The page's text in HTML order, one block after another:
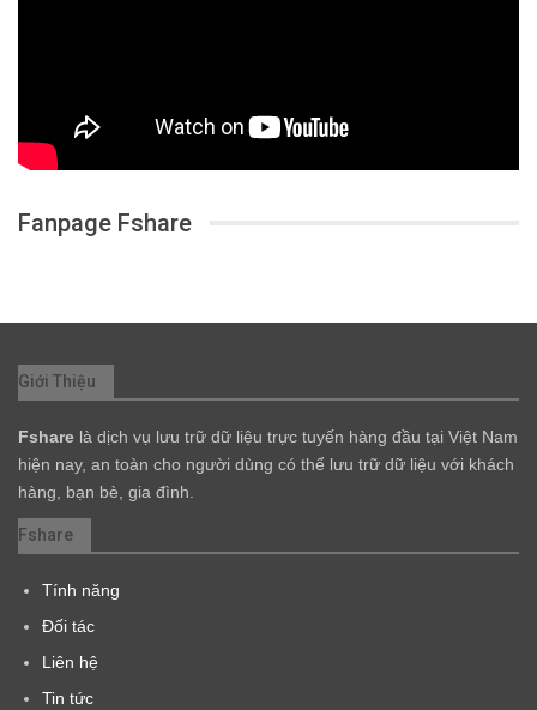
Fanpage Fshare
Giới Thiệu
Fshare là dịch vụ lưu trữ dữ liệu trực tuyến hàng đầu tại Việt Nam
hiện nay, an toàn cho người dùng có thể lưu trữ dữ liệu với khách
hàng, bạn bè, gia đình.
Fshare
Tính năng
Đối tác
Liên hệ
Tin tức